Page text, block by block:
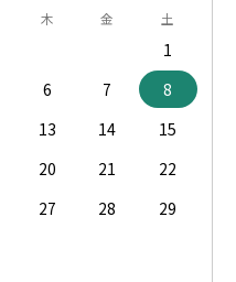
木 金 土
1
6 7
8
13 14
15
20 21
22
27 28
29